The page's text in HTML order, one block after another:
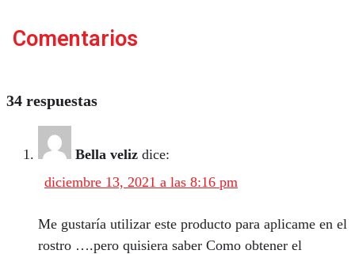
Comentarios
34 respuestas
Bella veliz dice:
diciembre 13, 2021 a las 8:16 pm
Me gustaría utilizar este producto para aplicame en el
rostro ….pero quisiera saber Como obtener el